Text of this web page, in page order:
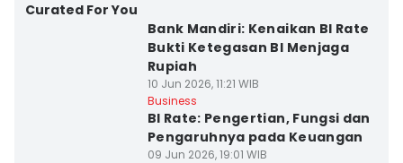
Curated For You
Bank Mandiri: Kenaikan BI Rate
Bukti Ketegasan BI Menjaga
Rupiah
10 Jun 2026, 11:21 WIB
Business
BI Rate: Pengertian, Fungsi dan
Pengaruhnya pada Keuangan
09 Jun 2026, 19:01 WIB